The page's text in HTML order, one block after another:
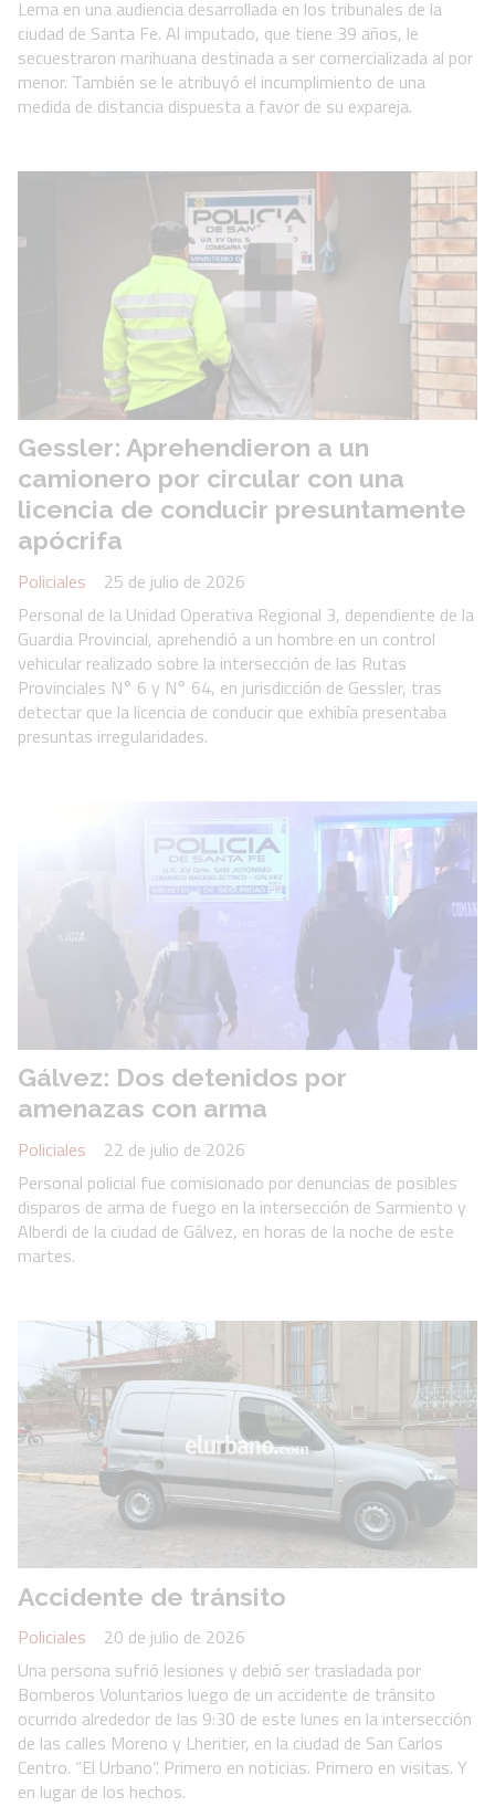
Lema en una audiencia desarrollada en los tribunales de la
ciudad de Santa Fe. Al imputado, que tiene 39 años, le
secuestraron marihuana destinada a ser comercializada al por
menor. También se le atribuyó el incumplimiento de una
medida de distancia dispuesta a favor de su expareja.
Gessler: Aprehendieron a un
camionero por circular con una
licencia de conducir presuntamente
apócrifa
Policiales
25 de julio de 2026
Personal de la Unidad Operativa Regional 3, dependiente de la
Guardia Provincial, aprehendió a un hombre en un control
vehicular realizado sobre la intersección de las Rutas
Provinciales N° 6 y N° 64, en jurisdicción de Gessler, tras
detectar que la licencia de conducir que exhibía presentaba
presuntas irregularidades.
Gálvez: Dos detenidos por
amenazas con arma
Policiales
22 de julio de 2026
Personal policial fue comisionado por denuncias de posibles
disparos de arma de fuego en la intersección de Sarmiento y
Alberdi de la ciudad de Gálvez, en horas de la noche de este
martes.
Accidente de tránsito
Policiales
20 de julio de 2026
Una persona sufrió lesiones y debió ser trasladada por
Bomberos Voluntarios luego de un accidente de tránsito
ocurrido alrededor de las 9:30 de este lunes en la intersección
de las calles Moreno y Lheritier, en la ciudad de San Carlos
Centro. “El Urbano”. Primero en noticias. Primero en visitas. Y
en lugar de los hechos.